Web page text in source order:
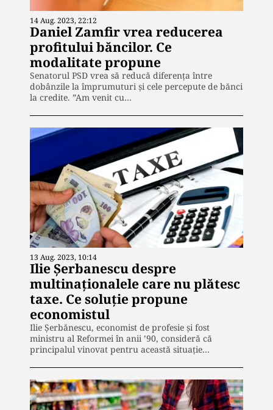
14 Aug. 2023, 22:12
Daniel Zamfir vrea reducerea
profitului băncilor. Ce
modalitate propune
Senatorul PSD vrea să reducă diferența între
dobânzile la împrumuturi și cele percepute de bănci
la credite. ”Am venit cu…
13 Aug. 2023, 10:14
Ilie Șerbanescu despre
multinaționalele care nu plătesc
taxe. Ce soluție propune
economistul
Ilie Șerbănescu, economist de profesie și fost
ministru al Reformei în anii ’90, consideră că
principalul vinovat pentru această situație…